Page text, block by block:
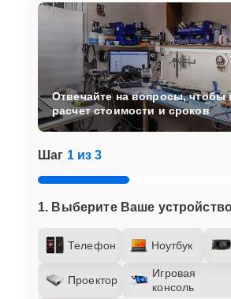
Шаг 1 из 3
1. Выберите Ваше
Телефон Ноутбук
Проектор
Игровая
консоль
Отвечайте на вопросы, чтобы
расчет стоимости и сроков